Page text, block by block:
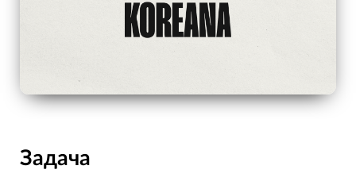
Задача